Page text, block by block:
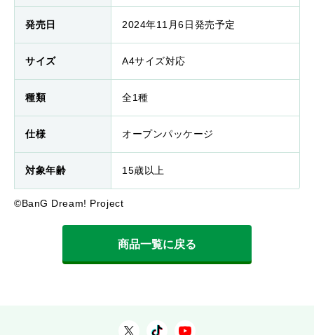
発売日 2024年11月6日発売予定
サイズ A4サイズ対応
種類 全1種
仕様 オープンパッケージ
対象年齢 15歳以上
©BanG Dream! Project
商品一覧に戻る